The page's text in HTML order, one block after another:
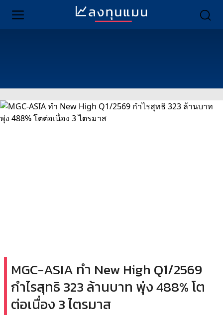
MGC-ASIA ทำ New High Q1/2569
กำไรสุทธิ 323 ล้านบาท พุ่ง 488% โต
ต่อเนื่อง 3 ไตรมาส